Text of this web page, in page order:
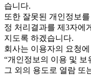
습니다.
또한 잘못된 개인정보
정 처리결과를 제3자에
지도록 하겠습니다.
회사는 이용자의 요청
“개인정보의 이용 및 보
그 외의 용도로 열람 또